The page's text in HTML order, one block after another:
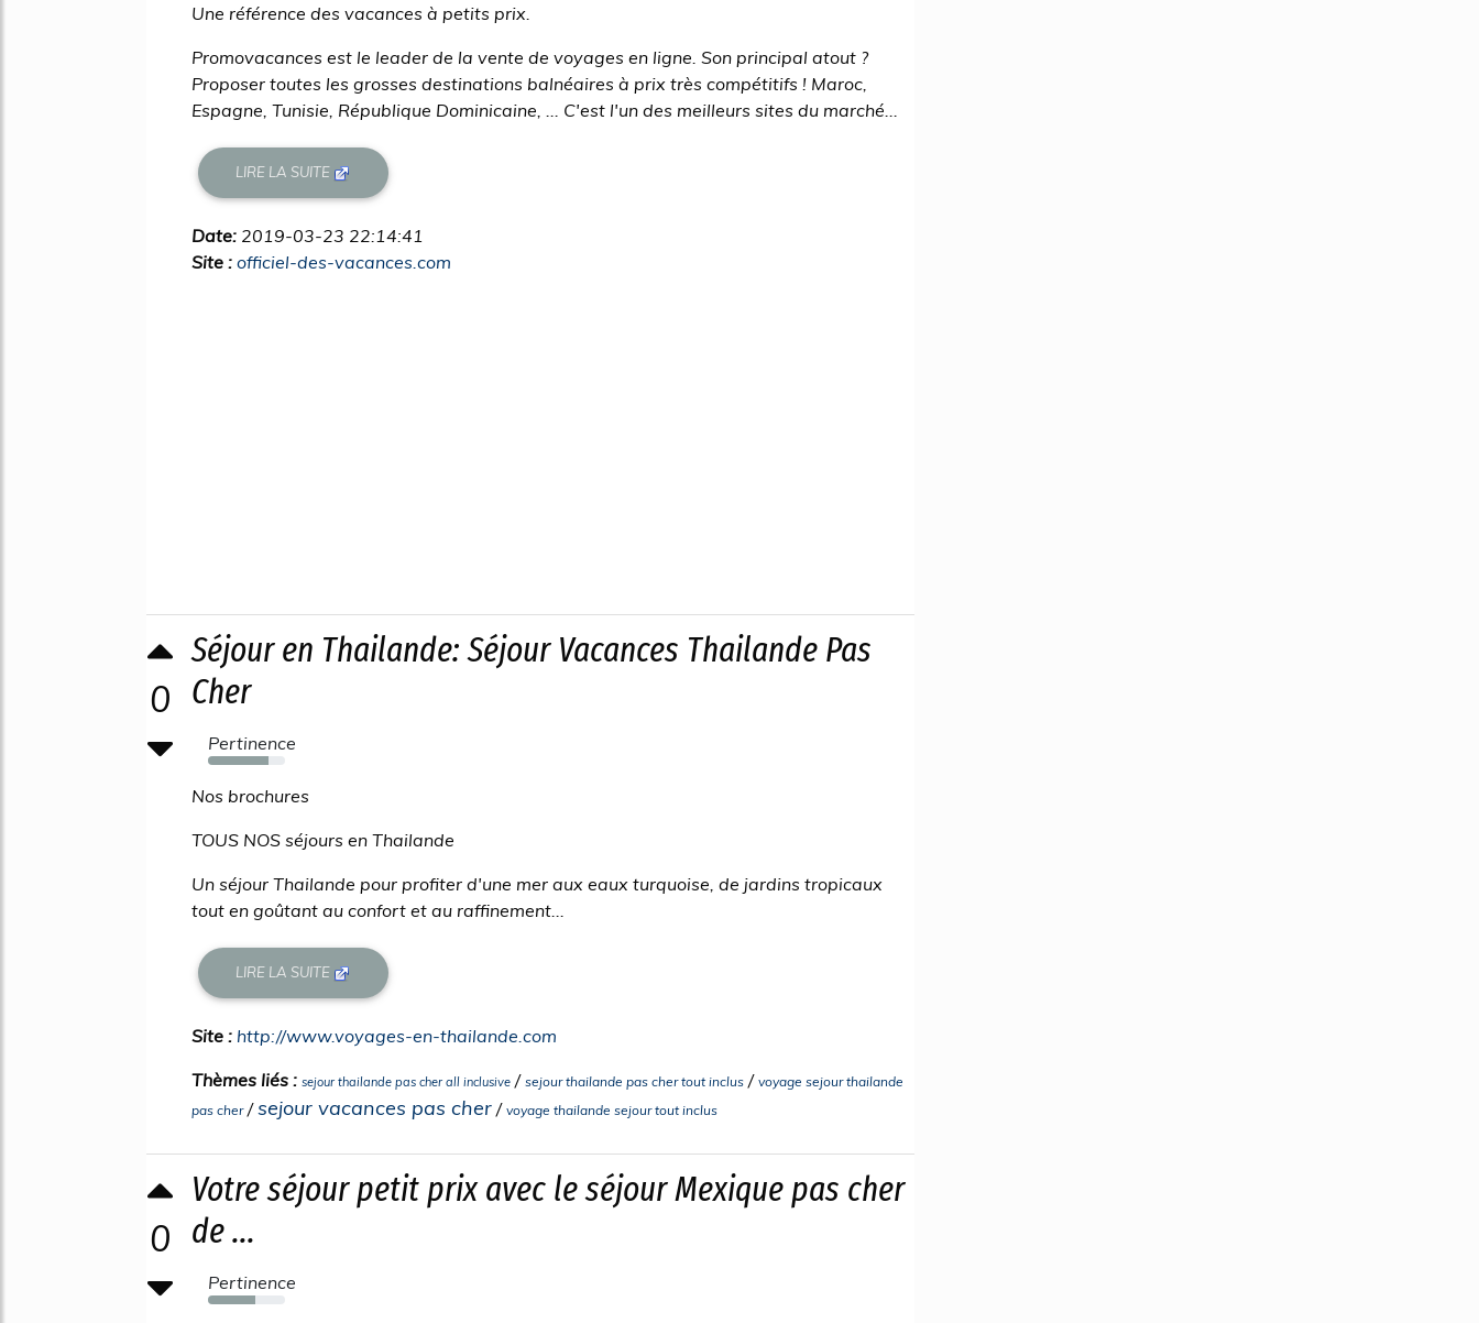
Une référence des vacances à petits prix.
Promovacances est le leader de la vente de voyages en ligne. Son principal atout ?
Proposer toutes les grosses destinations balnéaires à prix très compétitifs ! Maroc,
Espagne, Tunisie, République Dominicaine, ... C'est l'un des meilleurs sites du marché...
LIRE LA SUITE
Date: 2019-03-23 22:14:41
Site : officiel-des-vacances.com
0
Séjour en Thailande: Séjour Vacances Thailande Pas
Cher
Pertinence
79%
Nos brochures
TOUS NOS séjours en Thailande
Un séjour Thailande pour profiter d'une mer aux eaux turquoise, de jardins tropicaux
tout en goûtant au confort et au raffinement...
LIRE LA SUITE
Site : http://www.voyages-en-thailande.com
Thèmes liés : sejour thailande pas cher all inclusive / sejour thailande pas cher tout inclus / voyage sejour thailande
pas cher/sejour vacances pas cher / voyage thailande sejour tout inclus
0
Votre séjour petit prix avec le séjour Mexique pas cher
de ...
Pertinence
62%